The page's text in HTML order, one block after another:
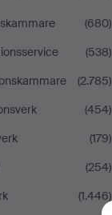
(680)
(538)
(2.785)
(454)
(179)
(254)
(1.446)